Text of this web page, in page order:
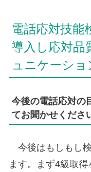
電話応対技能
導入し応対品
ュニケーショ
今後の電話応対の
てお聞かせくださ
今後はもしもし
ます。まず4級取